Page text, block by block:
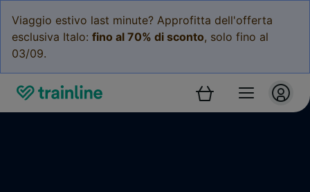
Viaggio estivo last minute? Approfitta dell'offerta
esclusiva Italo: fino al 70% di sconto, solo fino al
03/09.